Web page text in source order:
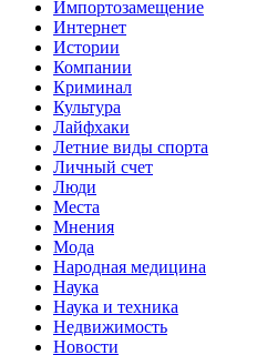
Импортозамещение
Интернет
Истории
Компании
Криминал
Культура
Лайфхаки
Летние виды спорта
Личный счет
Люди
Места
Мнения
Мода
Народная медицина
Наука
Наука и техника
Недвижимость
Новости